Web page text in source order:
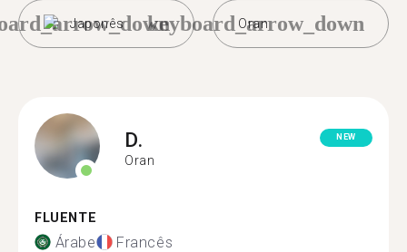
Japonês Oran
keyboard_arrow_down
D.
Oran
NEW
FLUENTE
Árabe Francês